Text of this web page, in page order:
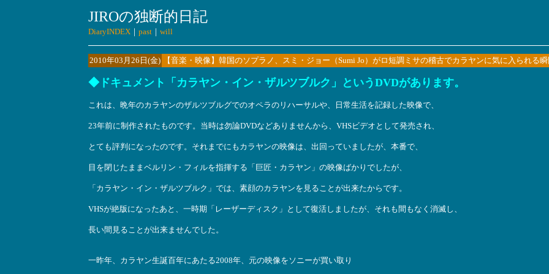
JIROの独断的日記
DiaryINDEX ｜ past ｜ will
2010年03月26日(金) 【音楽・映像】韓国のソプラノ、スミ・ジョー（Sumi Jo）がロ短調ミサの稽古でカラヤンに気に入られる
◆ドキュメント「カラヤン・イン・ザルツブルク」というDVDがあります。
これは、晩年のカラヤンのザルツブルグでのオペラのリハーサルや、日常生活を記録した映像で、
23年前に制作されたものです。当時は勿論DVDなどありませんから、VHSビデオとして発売され、
とても評判になったのです。それまでにもカラヤンの映像は、出回っていましたが、本番で、
目を閉じたままベルリン・フィルを指揮する「巨匠・カラヤン」の映像ばかりでしたが、
「カラヤン・イン・ザルツブルク」では、素顔のカラヤンを見ることが出来たからです。
VHSが絶版になったあと、一時期「レーザーディスク」として復活しましたが、それも間もなく消滅し、
長い間見ることが出来ませんでした。
一昨年、カラヤン生誕百年にあたる2008年、元の映像をソニーが買い取り